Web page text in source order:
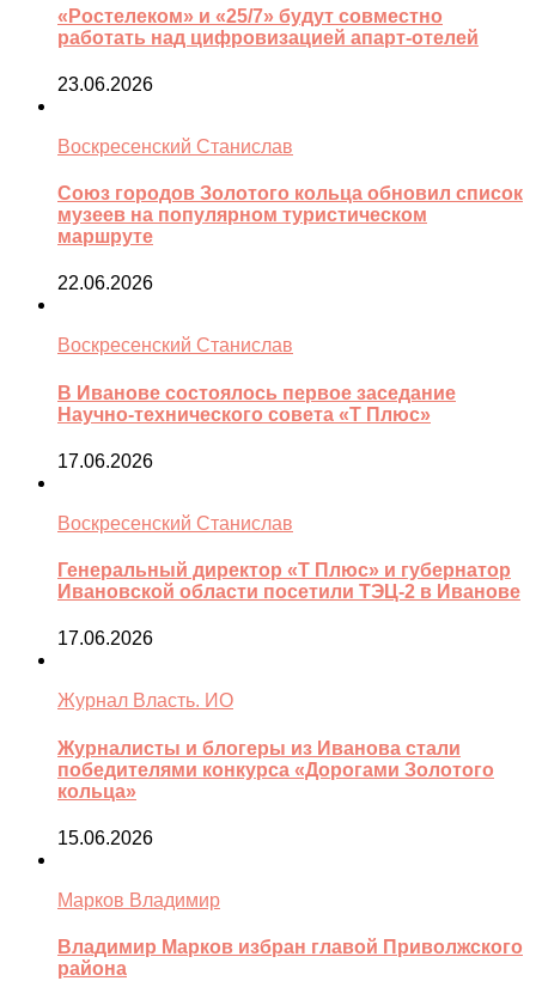
«Ростелеком» и «25/7» будут совместно
работать над цифровизацией апарт-отелей
23.06.2026
Воскресенский Станислав
Союз городов Золотого кольца обновил список
музеев на популярном туристическом
маршруте
22.06.2026
Воскресенский Станислав
В Иванове состоялось первое заседание
Научно-технического совета «Т Плюс»
17.06.2026
Воскресенский Станислав
Генеральный директор «Т Плюс» и губернатор
Ивановской области посетили ТЭЦ-2 в Иванове
17.06.2026
Журнал Власть. ИО
Журналисты и блогеры из Иванова стали
победителями конкурса «Дорогами Золотого
кольца»
15.06.2026
Марков Владимир
Владимир Марков избран главой Приволжского
района